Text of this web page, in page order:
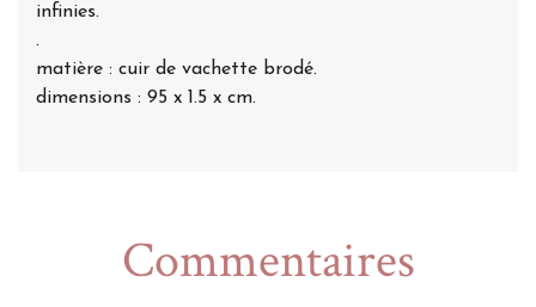
infinies.
.
matière : cuir de vachette brodé.
dimensions : 95 x 1.5 x cm.
Commentaires